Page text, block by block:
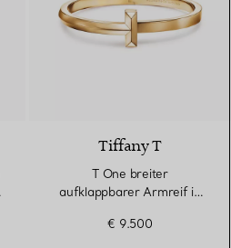
Tiffany T
T One breiter
aufklappbarer Armreif in
€ 9.500